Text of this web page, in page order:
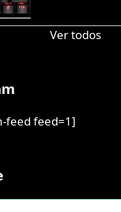
Ver todos
feed feed=1]